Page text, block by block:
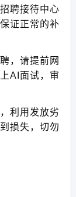
聘接待中心
证正常的补
，请提前网
AI面试，审
利用发放劣
损失，切勿